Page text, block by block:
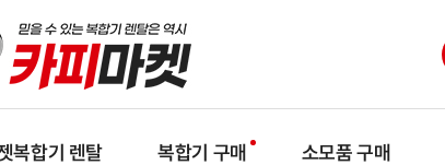
복합기 렌탈 복합기 구매 소모품 구매